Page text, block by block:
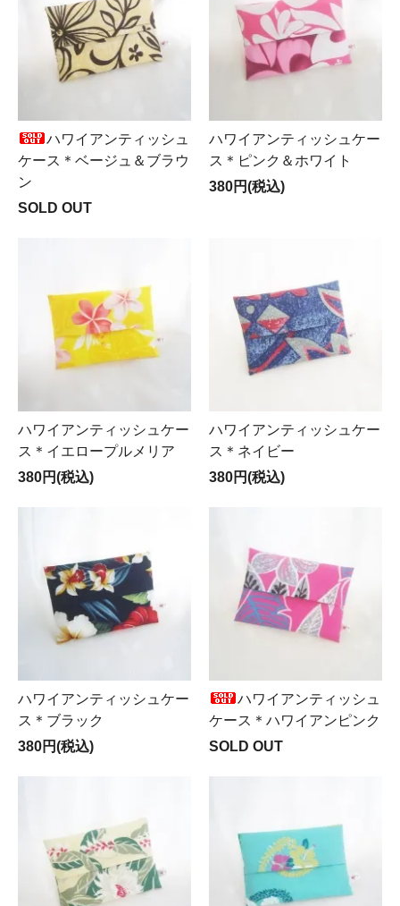
ハワイアンティッシュ
ケース＊ベージュ＆ブラウ
ン
SOLD OUT
ハワイアンティッシュケー
ス＊ピンク＆ホワイト
380円(税込)
ハワイアンティッシュケー
ス＊イエロープルメリア
380円(税込)
ハワイアンティッシュケー
ス＊ネイビー
380円(税込)
ハワイアンティッシュケー
ス＊ブラック
380円(税込)
ハワイアンティッシュ
ケース＊ハワイアンピンク
SOLD OUT